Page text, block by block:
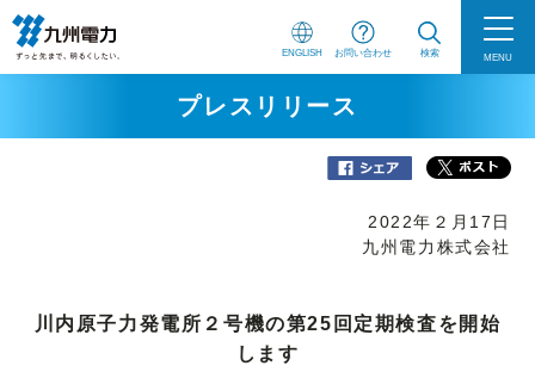
ENGLISH お問い合わせ 検索 MENU
プレスリリース
2022年２月17日
九州電力株式会社
川内原子力発電所２号機の第25回定期検査を開始
します